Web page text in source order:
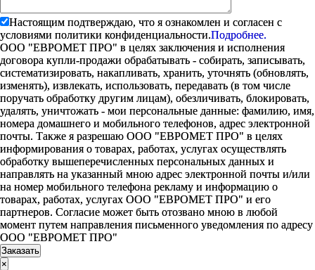
Настоящим подтверждаю, что я ознакомлен и согласен с
условиями политики конфиденциальности.Подробнее.
ООО "ЕВРОМЕТ ПРО" в целях заключения и исполнения
договора купли-продажи обрабатывать - собирать, записывать,
систематизировать, накапливать, хранить, уточнять (обновлять,
изменять), извлекать, использовать, передавать (в том числе
поручать обработку другим лицам), обезличивать, блокировать,
удалять, уничтожать - мои персональные данные: фамилию, имя,
номера домашнего и мобильного телефонов, адрес электронной
почты. Также я разрешаю ООО "ЕВРОМЕТ ПРО" в целях
информирования о товарах, работах, услугах осуществлять
обработку вышеперечисленных персональных данных и
направлять на указанный мною адрес электронной почты и/или
на номер мобильного телефона рекламу и информацию о
товарах, работах, услугах ООО "ЕВРОМЕТ ПРО" и его
партнеров. Согласие может быть отозвано мною в любой
момент путем направления письменного уведомления по адресу
ООО "ЕВРОМЕТ ПРО"
×